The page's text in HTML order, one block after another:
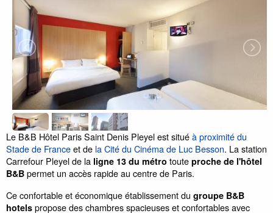
Le B&B Hôtel Paris Saint Denis Pleyel est situéà proximité du
Stade de Franceet de la Cité du Cinéma de Luc Besson. La station
Carrefour Pleyel de la ligne 13 du métro toute proche de l'hôtel
B&B permet un accès rapide au centre de Paris.
Ce confortable et économique établissement du groupe B&B
hotels propose des chambres spacieuses et confortables avec